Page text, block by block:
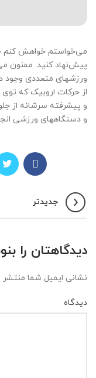
می‌خواستم خواهش کنم
پیش‌نهاد کنید. ممنون
ورزشهای متعددی وجود
از حرکات اروبیک که
و پیشرفته سرشانه از
و دستگاههای ورزشی
جدیدتر
دیدگاهتان را
نشانی ایمیل شما
دیدگاه